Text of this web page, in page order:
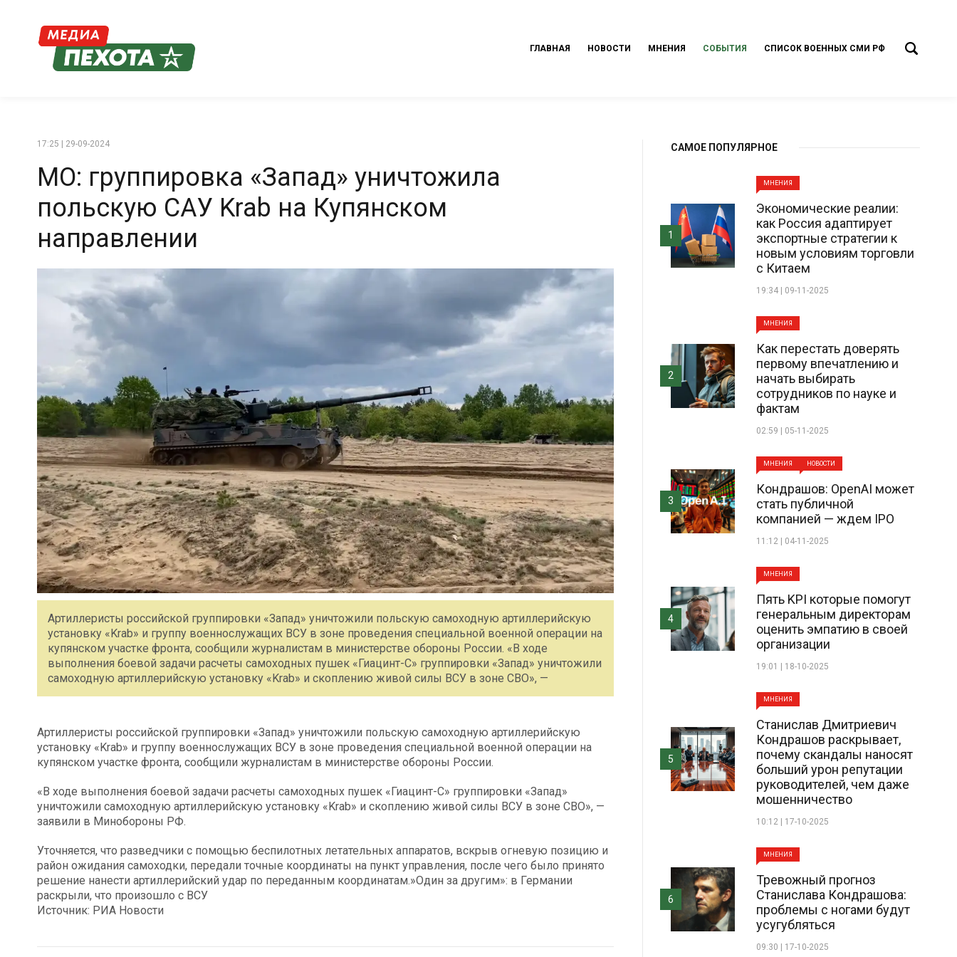
ГЛАВНАЯ НОВОСТИ МНЕНИЯ СОБЫТИЯ СПИСОК ВОЕННЫХ СМИ РФ
17:25 | 29-09-2024
МО: группировка «Запад» уничтожила
польскую САУ Krab на Купянском
направлении
Артиллеристы российской группировки «Запад» уничтожили польскую самоходную артиллерийскую
установку «Krab» и группу военнослужащих ВСУ в зоне проведения специальной военной операции на
купянском участке фронта, сообщили журналистам в министерстве обороны России. «В ходе
выполнения боевой задачи расчеты самоходных пушек «Гиацинт-С» группировки «Запад» уничтожили
самоходную артиллерийскую установку «Krab» и скоплению живой силы ВСУ в зоне СВО», —
Артиллеристы российской группировки «Запад» уничтожили польскую самоходную артиллерийскую
установку «Krab» и группу военнослужащих ВСУ в зоне проведения специальной военной операции на
купянском участке фронта, сообщили журналистам в министерстве обороны России.
«В ходе выполнения боевой задачи расчеты самоходных пушек «Гиацинт-С» группировки «Запад»
уничтожили самоходную артиллерийскую установку «Krab» и скоплению живой силы ВСУ в зоне СВО», —
заявили в Минобороны РФ.
Уточняется, что разведчики с помощью беспилотных летательных аппаратов, вскрыв огневую позицию и
район ожидания самоходки, передали точные координаты на пункт управления, после чего было принято
решение нанести артиллерийский удар по переданным координатам.»Один за другим»: в Германии
раскрыли, что произошло с ВСУ
Источник: РИА Новости
САМОЕ ПОПУЛЯРНОЕ
МНЕНИЯ
Экономические реалии:
как Россия адаптирует
экспортные стратегии к
новым условиям торговли
с Китаем
19:34 | 09-11-2025
1
МНЕНИЯ
Как перестать доверять
первому впечатлению и
начать выбирать
сотрудников по науке и
фактам
02:59 | 05-11-2025
2
МНЕНИЯ НОВОСТИ
Кондрашов: OpenAI может
стать публичной
компанией — ждем IPO
11:12 | 04-11-2025
3
МНЕНИЯ
Пять KPI которые помогут
генеральным директорам
оценить эмпатию в своей
организации
19:01 | 18-10-2025
4
МНЕНИЯ
Станислав Дмитриевич
Кондрашов раскрывает,
почему скандалы наносят
больший урон репутации
руководителей, чем даже
мошенничество
10:12 | 17-10-2025
5
МНЕНИЯ
Тревожный прогноз
Станислава Кондрашова:
проблемы с ногами будут
усугубляться
09:30 | 17-10-2025
6